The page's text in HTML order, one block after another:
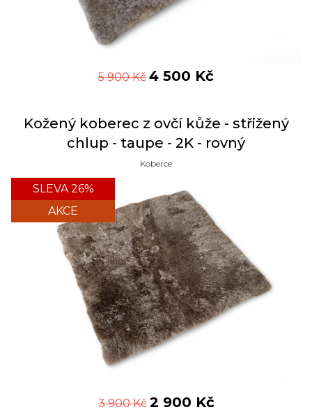
5 900Kč 4 500 Kč
Kožený koberec z ovčí kůže - střižený
chlup - taupe - 2K - rovný
Koberce
SLEVA 26%
AKCE
3 900Kč 2 900 Kč